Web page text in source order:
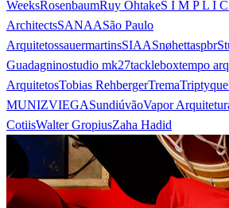
WeeksRosenbaumRuy OhtakeS I M P L I
ArchitectsSANAASão Paulo
ArquitetossauermartinsSIAASnøhettaspbr
Guadagninostudio mk27tackleboxtempo
ArquitetosTobias RehbergerTremaTriptyque
MUNIZVIEGASundiúvãoVapor
CotiisWalter GropiusZaha Hadid